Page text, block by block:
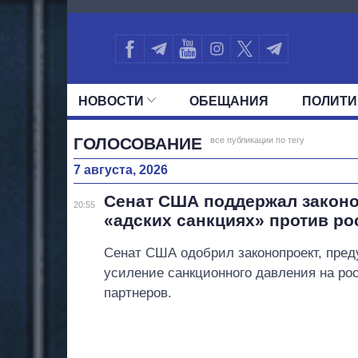
2451
НОВОСТИ ОБЕЩАНИЯ
ВСЕ ПОЛИТИКИ ПРЕЗИДЕНТ И
ГОЛОСОВАНИЕ все публикации по тегу
7 августа, 2026
20:55
Сенат США поддержал
«адских санкциях» против
Сенат США одобрил законопроект,
усиление санкционного давления на
партнеров.